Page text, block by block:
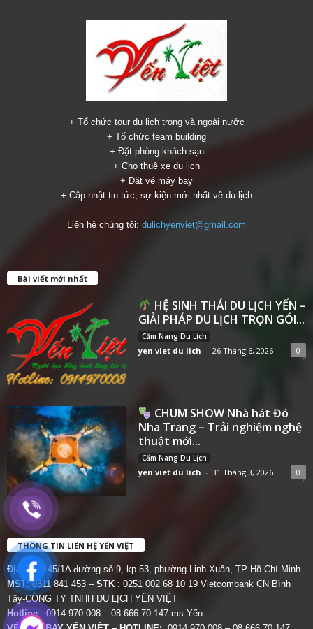
+ Tổ chức tour du lịch trong và ngoài nước
+ Tổ chức team building
+ Đặt phòng khách sạn
+ Cho thuê xe du lịch
+ Đặt vé máy bay
+ Cập nhật tin tức, sự kiện mới nhất về du lịch
Liên hệ chúng tôi: dulichyenviet@gmail.com
Bài viết mới nhất
HỆ SINH THÁI DU LỊCH YẾN –
GIẢI PHÁP DU LỊCH TRỌN GÓI...
Cẩm Nang Du Lịch
yen viet du lich - 26 Tháng 6, 2026 0
CHUM SHOW Nhà hát Đó
Nha Trang – Trải nghiệm nghệ
thuật mới...
Cẩm Nang Du Lịch
yen viet du lich - 31 Tháng 3, 2026 0
THÔNG TIN LIÊN HỆ YẾN VIỆT
Địa chỉ:
145/1A đường số 9, kp 53, phường Linh Xuân, TP Hồ Chí Minh
MST: 0311 841 453 – STK : 0251 002 68 10 19 Vietcombank CN Bình
Tây-CÔNG TY TNHH DU LỊCH YẾN VIỆT
Hotline : 0914 970 008 – 08 666 70 147 ms Yến